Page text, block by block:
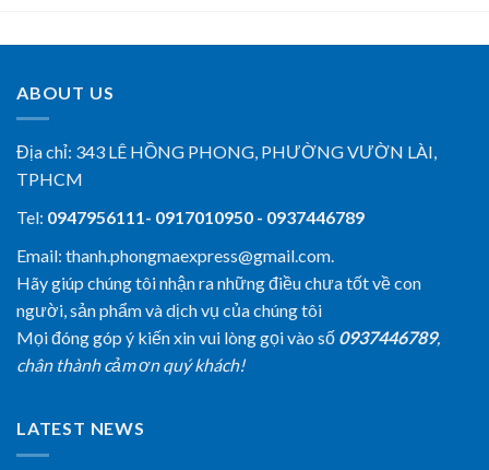
ABOUT US
Địa chỉ: 343 LÊ HỒNG PHONG, PHƯỜNG VƯỜN LÀI,
TPHCM
Tel: 0947956111- 0917010950 - 0937446789
Email: thanh.phongmaexpress@gmail.com.
Hãy giúp chúng tôi nhận ra những điều chưa tốt về con
người, sản phẩm và dịch vụ của chúng tôi
Mọi đóng góp ý kiến xin vui lòng gọi vào số 0937446789,
chân thành cảm ơn quý khách!
LATEST NEWS